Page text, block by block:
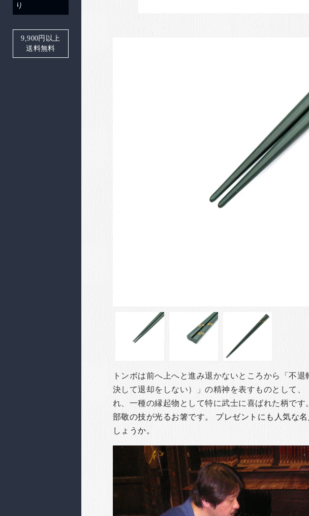
り
9,900円以上
送料無料
トンボは前へ上へと進み退かないところから「不退
決して退却をしない）」の精神を表すものとして、
れ、一種の縁起物として特に武士に喜ばれた柄です
部敬の技が光るお箸です。
プレゼントにも人気な
しょうか。